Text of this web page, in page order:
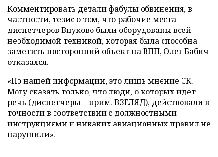
Комментировать детали фабулы обвинения, в
частности, тезис о том, что рабочие места
диспетчеров Внуково были оборудованы всей
необходимой техникой, которая была способна
заметить посторонний объект на ВПП, Олег Бабич
отказался.
«По нашей информации, это лишь мнение СК.
Могу сказать только, что люди, о которых идет
речь (диспетчеры – прим. ВЗГЛЯД), действовали в
точности в соответствии с должностными
инструкциями и никаких авиационных правил не
нарушили».